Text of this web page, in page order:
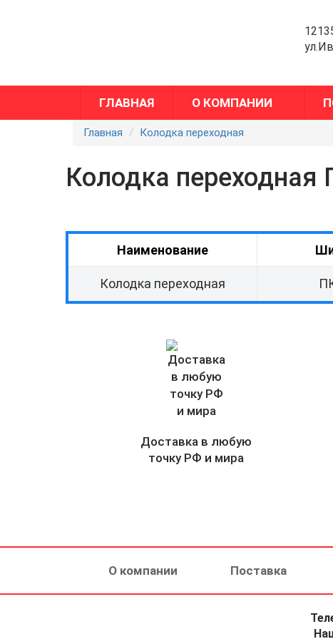
ГЛАВНАЯ О КОМПАНИИ
Главная Колодка переходная
Колодка переходная
Наименование
Колодка переходная
Доставка в любую
точку РФ и мира
О компании Поставка